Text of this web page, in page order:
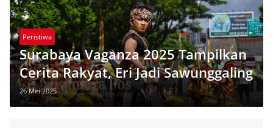
Peristiwa
Surabaya Vaganza 2025 Tampilkan
Cerita Rakyat, Eri Jadi Sawunggaling
26 Mei 2025